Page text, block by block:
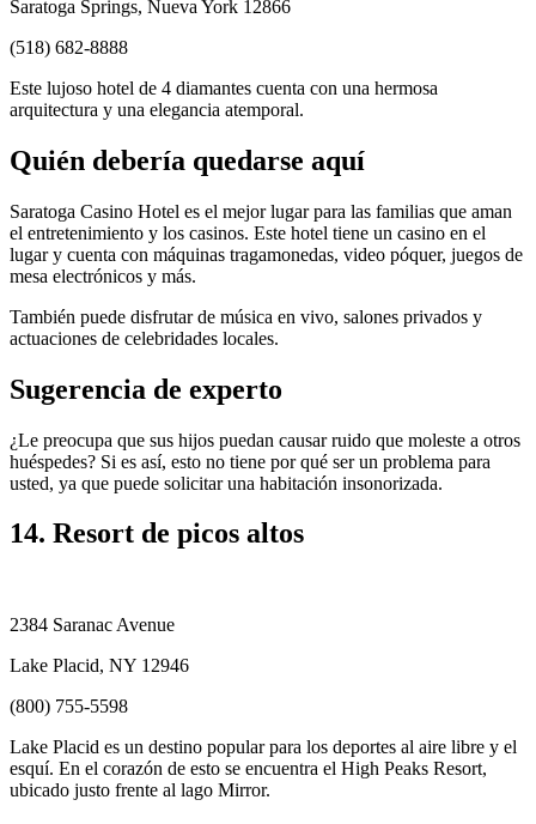
Saratoga Springs, Nueva York 12866
(518) 682-8888
Este lujoso hotel de 4 diamantes cuenta con una hermosa
arquitectura y una elegancia atemporal.
Quién debería quedarse aquí
Saratoga Casino Hotel es el mejor lugar para las familias que aman
el entretenimiento y los casinos. Este hotel tiene un casino en el
lugar y cuenta con máquinas tragamonedas, video póquer, juegos de
mesa electrónicos y más.
También puede disfrutar de música en vivo, salones privados y
actuaciones de celebridades locales.
Sugerencia de experto
¿Le preocupa que sus hijos puedan causar ruido que moleste a otros
huéspedes? Si es así, esto no tiene por qué ser un problema para
usted, ya que puede solicitar una habitación insonorizada.
14. Resort de picos altos
2384 Saranac Avenue
Lake Placid, NY 12946
(800) 755-5598
Lake Placid es un destino popular para los deportes al aire libre y el
esquí. En el corazón de esto se encuentra el High Peaks Resort,
ubicado justo frente al lago Mirror.